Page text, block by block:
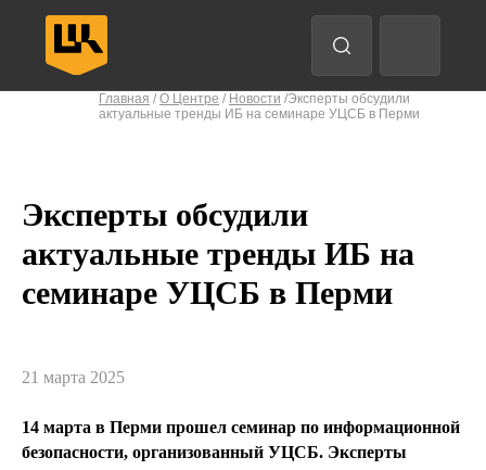
Главная / О Центре / Новости /Эксперты обсудили
актуальные тренды ИБ на семинаре УЦСБ в Перми
Эксперты обсудили
актуальные тренды ИБ на
семинаре УЦСБ в Перми
21 марта 2025
14 марта в Перми прошел семинар по информационной
безопасности, организованный УЦСБ. Эксперты